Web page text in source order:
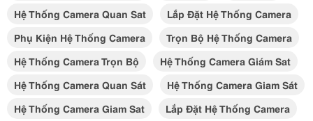
Hệ Thống Camera Quan Sat
Lắp Đặt Hệ Thống Camera
Phụ Kiện Hệ Thống Camera
Trọn Bộ Hệ Thống Camera
Hệ Thống Camera Trọn Bộ
Hệ Thống Camera Giám Sat
Hệ Thống Camera Quan Sát
Hệ Thống Camera Giam Sát
Hệ Thống Camera Giam Sat
Lắp Đặt Hệ Thống Camera